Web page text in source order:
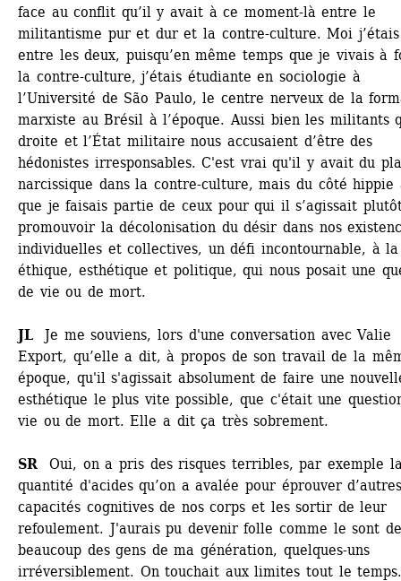
face au conflit qu’il y avait à ce moment-là entre le
militantisme pur et dur et la contre-culture. Moi j’étais
entre les deux, puisqu’en même temps que je vivais à
la contre-culture, j’étais étudiante en sociologie à
l’Université de São Paulo, le centre nerveux de la
marxiste au Brésil à l’époque. Aussi bien les militants
droite et l’État militaire nous accusaient d’être des
hédonistes irresponsables. C'est vrai qu'il y avait du
narcissique dans la contre-culture, mais du côté hippie
que je faisais partie de ceux pour qui il s’agissait
promouvoir la décolonisation du désir dans nos
individuelles et collectives, un défi incontournable, à
éthique, esthétique et politique, qui nous posait une
de vie ou de mort.
JL
Je me souviens, lors d'une conversation avec Valie
Export, qu’elle a dit, à propos de son travail de la
époque, qu'il s'agissait absolument de faire une
esthétique le plus vite possible, que c'était une
vie ou de mort. Elle a dit ça très sobrement.
SR
Oui, on a pris des risques terribles, par exemple
quantité d'acides qu’on a avalée pour éprouver
capacités cognitives de nos corps et les sortir de leur
refoulement. J'aurais pu devenir folle comme le sont
beaucoup des gens de ma génération, quelques-uns
irréversiblement. On touchait aux limites tout le